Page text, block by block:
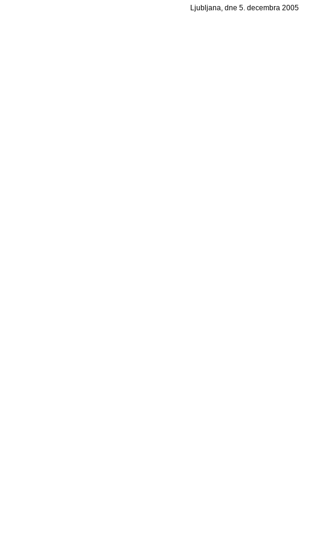
Ljubljana, dne 5. decembra 2005